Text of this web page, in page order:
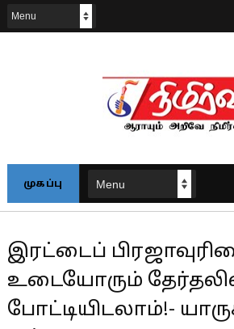
முகப்பு
இரட்டைப்
உடையோரும்
போட்டியிடலாம்!-